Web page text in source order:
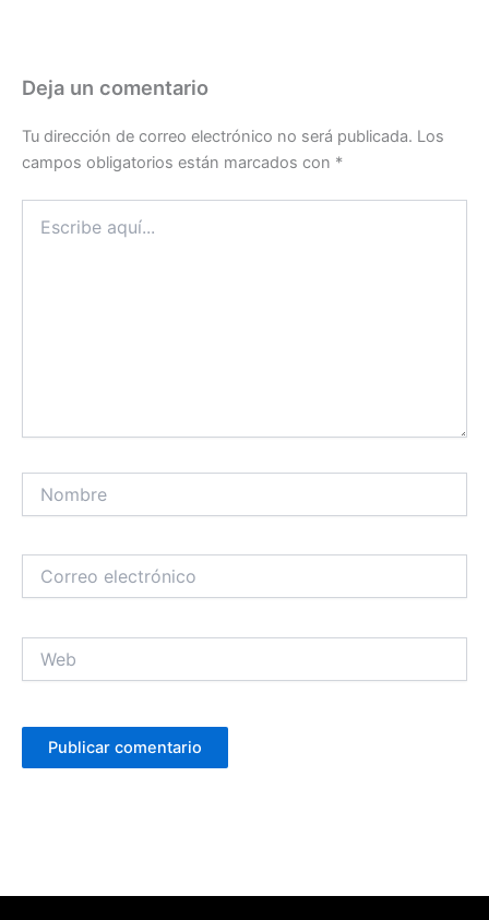
Deja un comentario
Tu dirección de correo electrónico no será publicada. Los
campos obligatorios están marcados con *
aquí...
electrónico